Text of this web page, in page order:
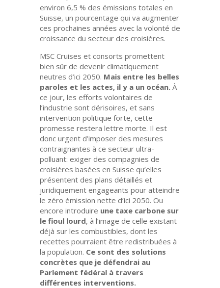
environ 6,5 % des émissions totales en
Suisse, un pourcentage qui va augmenter
ces prochaines années avec la volonté de
croissance du secteur des croisières.
MSC Cruises et consorts promettent
bien sûr de devenir climatiquement
neutres d’ici 2050. Mais entre les belles
paroles et les actes, il y a un océan.À
ce jour, les efforts volontaires de
l’industrie sont dérisoires, et sans
intervention politique forte, cette
promesse restera lettre morte. Il est
donc urgent d’imposer des mesures
contraignantes à ce secteur ultra-
polluant: exiger des compagnies de
croisières basées en Suisse qu’elles
présentent des plans détaillés et
juridiquement engageants pour atteindre
le zéro émission nette d’ici 2050. Ou
encore introduire une taxe carbone sur
le fioul lourd, à l’image de celle existant
déjà sur les combustibles, dont les
recettes pourraient être redistribuées à
la population. Ce sont des solutions
concrètes que je défendrai au
Parlement fédéral à travers
différentes interventions.